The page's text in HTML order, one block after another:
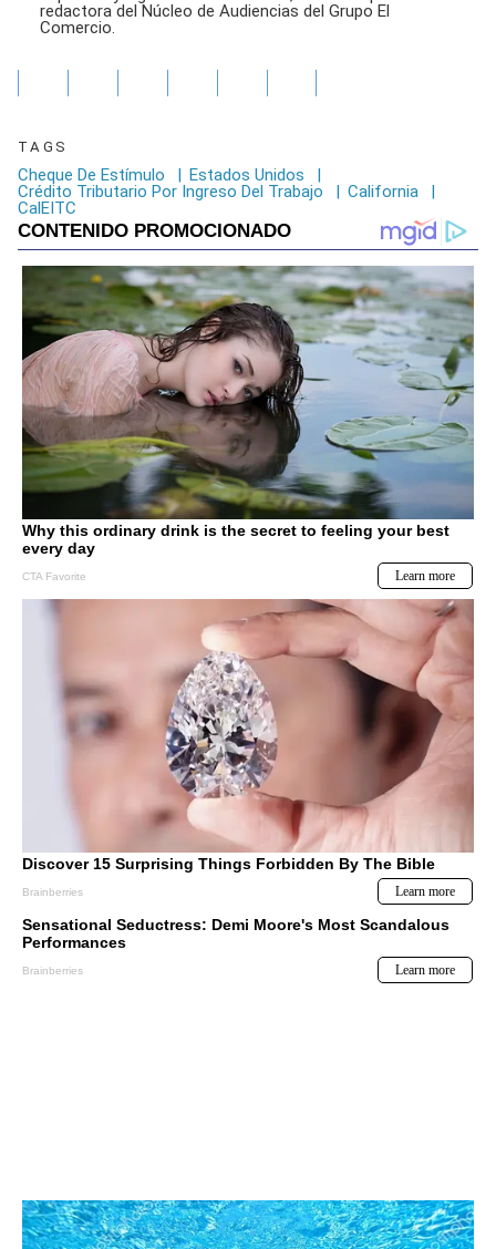
redactora del Núcleo de Audiencias del Grupo El
Comercio.
TAGS
Cheque De Estímulo | Estados Unidos
|
Crédito Tributario Por Ingreso Del Trabajo
| California
|
CalEITC